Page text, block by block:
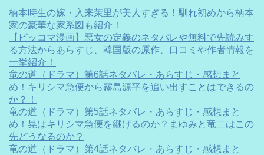
柄本時生の嫁・入来茉里が美人すぎる！馴れ初めから柄本
家の豪華な家系図も紹介！
【ピッコマ漫画】悪女の定義のネタバレや無料で先読みす
る方法からあらすじ、韓国版の原作、口コミや作者情報を
一挙紹介！
竜の道（ドラマ）第6話ネタバレ・あらすじ・感想まと
め！キリシマ急便から霧島源平を追い出すことはできるの
か？！
竜の道（ドラマ）第5話ネタバレ・あらすじ・感想まと
め！晃はキリシマ急便を継げるのか？まゆみと竜二はこの
先どうなるのか？
竜の道（ドラマ）第4話ネタバレ・あらすじ・感想まと